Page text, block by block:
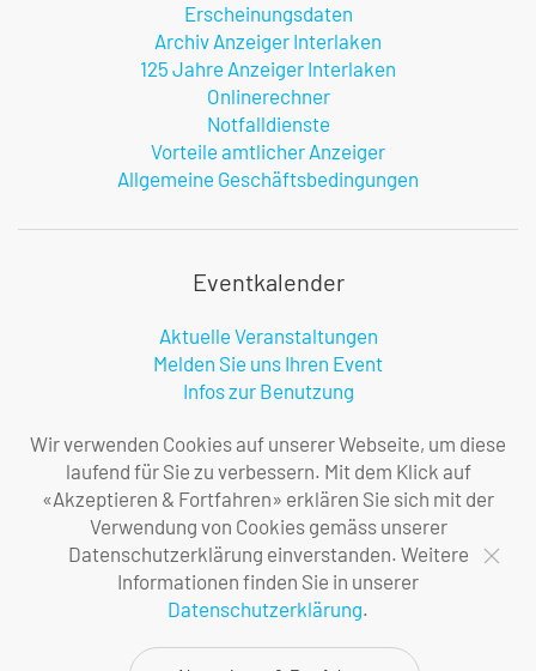
Erscheinungsdaten
Archiv Anzeiger Interlaken
125 Jahre Anzeiger Interlaken
Onlinerechner
Notfalldienste
Vorteile amtlicher Anzeiger
Allgemeine Geschäftsbedingungen
Eventkalender
Aktuelle Veranstaltungen
Melden Sie uns Ihren Event
Infos zur Benutzung
Firma
Über uns
Ihre Ansprechpersonen
Impressum
Wir verwenden Cookies auf unserer Webseite, um diese
laufend für Sie zu verbessern. Mit dem Klick auf
«Akzeptieren & Fortfahren» erklären Sie sich mit der
Verwendung von Cookies gemäss unserer
Datenschutzerklärung einverstanden. Weitere
Informationen finden Sie in unserer
Datenschutzerklärung.